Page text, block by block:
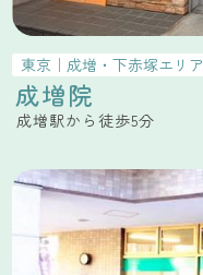
東京 ｜ 成増・下赤塚エリア
成増院
成増駅から徒歩5分